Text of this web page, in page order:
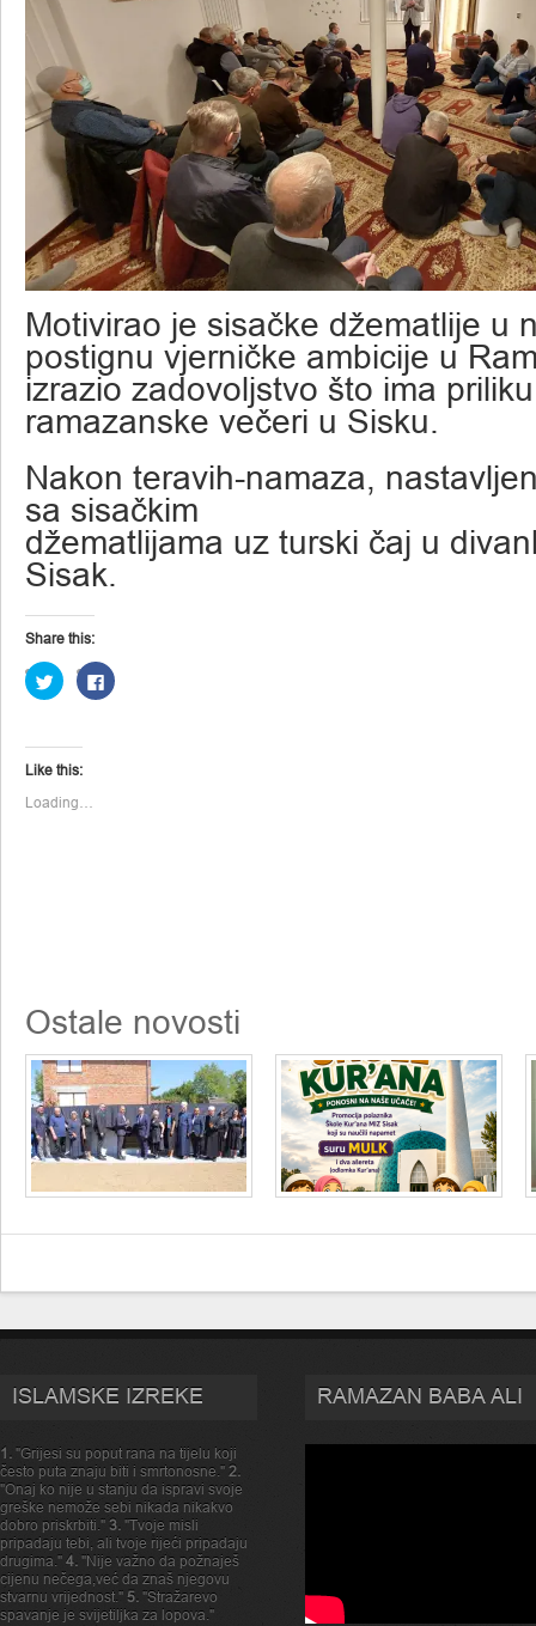
Motivirao je sisačke džematlije u
postignu vjerničke ambicije u
izrazio zadovoljstvo što ima
ramazanske večeri u Sisku.
Nakon teravih-namaza,
sa sisačkim
džematlijama uz turski čaj u
Sisak.
Share this:
Click
to
share
(Opens
in
new
Click
to
Like this:
Loading…
Ostale novosti
ISLAMSKE IZREKE
1. "Grijesi su poput rana na tijelu koji
često puta znaju biti i smrtonosne." 2.
"Onaj ko nije u stanju da ispravi svoje
greške nemože sebi nikada nikakvo
dobro priskrbiti." 3. "Tvoje misli
pripadaju tebi, ali tvoje rijeći pripadaju
drugima." 4. "Nije važno da požnaješ
cijenu nečega,već da znaš njegovu
stvarnu vrijednost." 5. "Stražarevo
spavanje je svijetiljka za lopova."
RAMAZAN BABA ALI